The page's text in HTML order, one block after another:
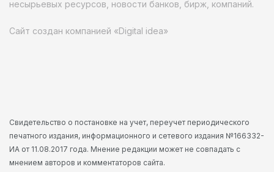
несырьевых ресурсов, новости банков, бирж, компаний.
Сайт создан компанией «Digital idea»
Свидетельство о постановке на учет, переучет периодического
печатного издания, информационного и сетевого издания №166332-
ИА от 11.08.2017 года. Мнение редакции может не совпадать с
мнением авторов и комментаторов сайта.